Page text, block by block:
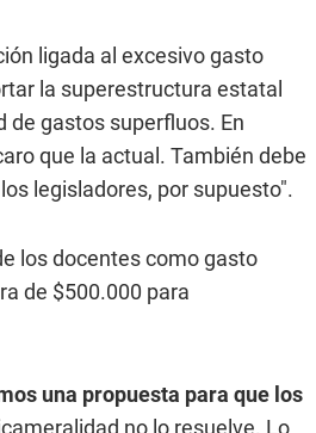
ligada al excesivo gasto
la superestructura estatal
gastos superfluos. En
que la actual. También debe
legisladores, por supuesto".
los docentes como gasto
de $500.000 para
una propuesta para que los
no lo resuelve. Lo